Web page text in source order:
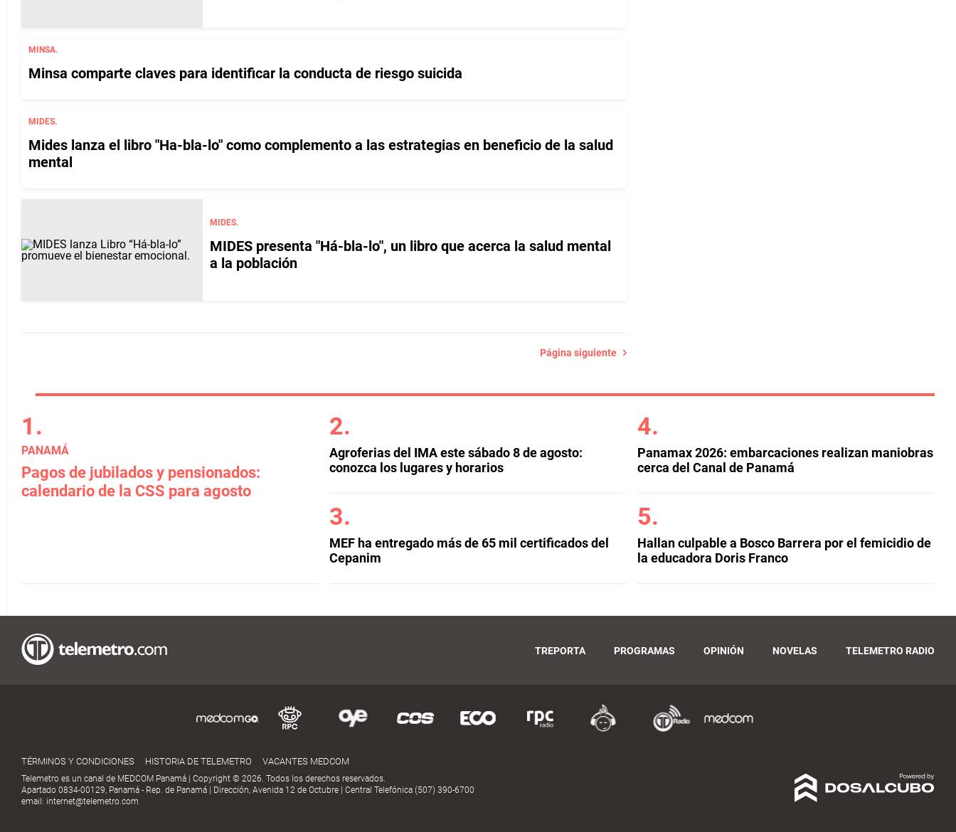
MINSA.
Minsa comparte claves para identificar la conducta de riesgo suicida
MIDES.
Mides lanza el libro "Ha-bla-lo" como complemento a las estrategias en beneficio de la salud
mental
MIDES.
MIDES presenta "Há-bla-lo", un libro que acerca la salud mental
a la población
Página siguiente
PANAMÁ
Pagos de jubilados y pensionados:
calendario de la CSS para agosto
Agroferias del IMA este sábado 8 de agosto:
conozca los lugares y horarios
MEF ha entregado más de 65 mil certificados del
Cepanim
Panamax 2026: embarcaciones realizan maniobras
cerca del Canal de Panamá
Hallan culpable a Bosco Barrera por el femicidio de
la educadora Doris Franco
TREPORTA PROGRAMAS OPINIÓN NOVELAS TELEMETRO RADIO
TÉRMINOS Y CONDICIONES HISTORIA DE TELEMETRO VACANTES MEDCOM
Telemetro es un canal de MEDCOM Panamá | Copyright © 2026. Todos los derechos reservados.
Apartado 0834-00129, Panamá - Rep. de Panamá | Dirección, Avenida 12 de Octubre | Central Telefónica (507) 390-6700
email: internet@telemetro.com